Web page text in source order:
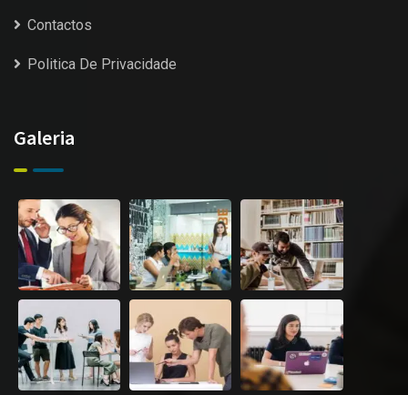
Contactos
Politica De Privacidade
Galeria